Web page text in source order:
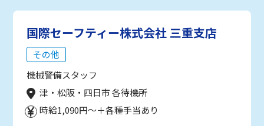
国際セーフティー株式会社 三重支店
その他
機械警備スタッフ
津・松阪・四日市 各待機所
時給1,090円～＋各種手当あり